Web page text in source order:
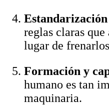
reglas claras que
lugar de
Formación y
humano es tan
maquinaria.